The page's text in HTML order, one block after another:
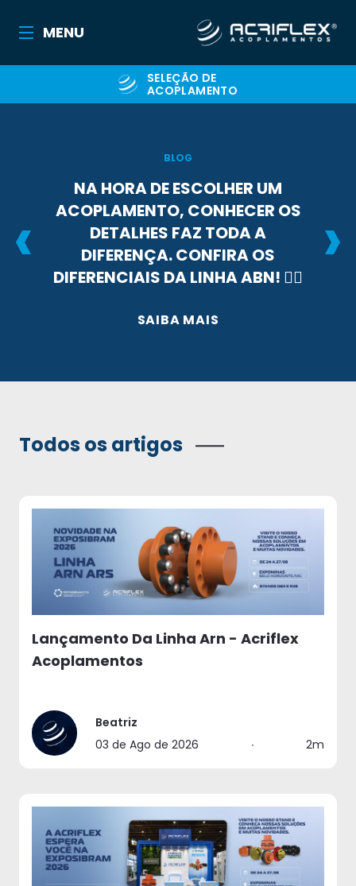
MENU
SELEÇÃO DE
ACOPLAMENTO
BLOG
NA HORA DE ESCOLHER UM
ACOPLAMENTO, CONHECER OS
DETALHES FAZ TODA A
DIFERENÇA. CONFIRA OS
DIFERENCIAIS DA LINHA ABN! 👉🏻
SAIBA MAIS
Todos os artigos
Lançamento Da Linha Arn - Acriflex
Acoplamentos
Beatriz
03 de Ago de 2026
∙ 2m